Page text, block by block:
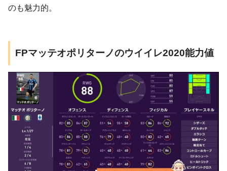
のも魅力的。
FPマッテオポリターノのウイイレ2020能力値